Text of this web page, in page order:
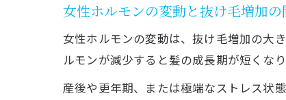
女性ホルモンの変動と抜け毛増加の
女性ホルモンの変動は、抜け毛増加の大
ルモンが減少すると髪の成長期が短くな
産後や更年期、または極端なストレス状